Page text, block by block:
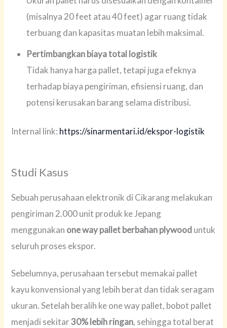
(misalnya 20 feet atau 40 feet) agar ruang tidak
terbuang dan kapasitas muatan lebih maksimal.
Pertimbangkan biaya total logistik
Tidak hanya harga pallet, tetapi juga efeknya
terhadap biaya pengiriman, efisiensi ruang, dan
potensi kerusakan barang selama distribusi.
Internal link: https://sinarmentari.id/ekspor-logistik
Studi Kasus
Sebuah perusahaan elektronik di Cikarang melakukan
pengiriman 2.000 unit produk ke Jepang
menggunakan one way pallet berbahan plywood untuk
seluruh proses ekspor.
Sebelumnya, perusahaan tersebut memakai pallet
kayu konvensional yang lebih berat dan tidak seragam
ukuran. Setelah beralih ke one way pallet, bobot pallet
menjadi sekitar30% lebih ringan, sehingga total berat